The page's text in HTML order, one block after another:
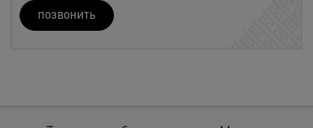
ПОЗВОНИТЬ